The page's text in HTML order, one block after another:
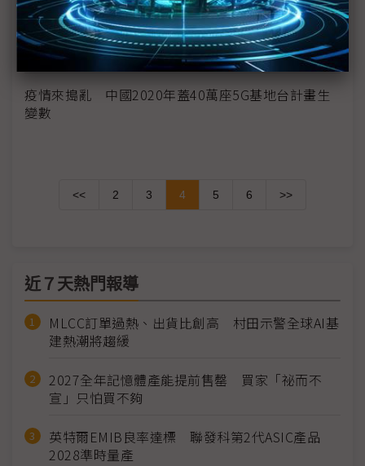
經濟大省復工率逾50% 企業包車包機搶人回廠
疫情加速遠距、雲端應用發展 鴻海等廠秀肌肉
疫情來搗亂 中國2020年蓋40萬座5G基地台計畫生
變數
<< 2 3 4 5 6 >>
近７天熱門報導
MLCC訂單過熱、出貨比創高 村田示警全球AI基
建熱潮將趨緩
2027全年記憶體產能提前售罄 買家「祕而不
宣」只怕買不夠
英特爾EMIB良率達標 聯發科第2代ASIC產品
2028準時量產